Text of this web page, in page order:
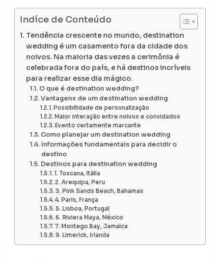
Indíce de Conteúdo
Tendência crescente no mundo, destination
wedding é um casamento fora da cidade dos
noivos. Na maioria das vezes a cerimônia é
celebrada fora do país, e há destinos incríveis
para realizar esse dia mágico.
O que é destination wedding?
Vantagens de um destination wedding
Possibilidade de personalização
Maior interação entre noivos e convidados
Evento certamente marcante
Como planejar um destination wedding
Informações fundamentais para decidir o
destino
Destinos para destination wedding
1. Toscana, Itália
2. Arequipa, Peru
3. Pink Sands Beach, Bahamas
4. Paris, França
5. Lisboa, Portugal
6. Riviera Maya, México
7. Montego Bay, Jamaica
9. Limerick, Irlanda